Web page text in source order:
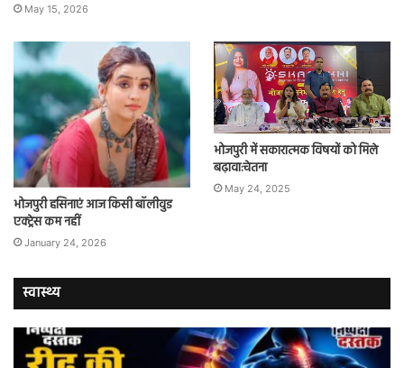
May 15, 2026
भोजपुरी हसिनाएं आज किसी बॉलीवुड
एक्ट्रेस कम नहीं
January 24, 2026
भोजपुरी में सकारात्मक विषयों को मिले
बढ़ावा:चेतना
May 24, 2025
स्वास्थ्य